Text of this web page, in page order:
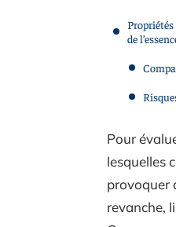
Propriétés
de
Pour
lesquelles
provoquer
revanche,